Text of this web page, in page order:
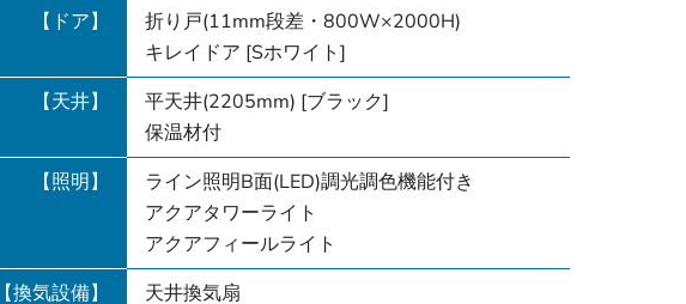
【ドア】
折り戸(11mm段差・800W×2000H)
キレイドア [Sホワイト]
【天井】
平天井(2205mm) [ブラック]
保温材付
【照明】
ライン照明B面(LED)調光調色機能付き
アクアタワーライト
アクアフィールライト
【換気設備】
天井換気扇